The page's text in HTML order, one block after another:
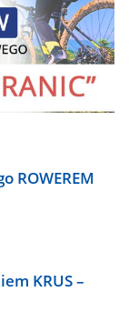
ROWEREM
KRUS –